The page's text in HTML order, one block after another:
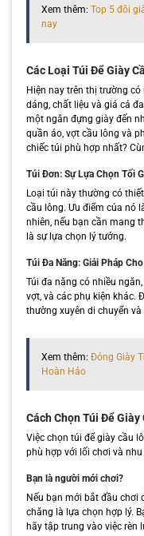
Xem thêm: Top 5 đôi
nay
Các Loại Túi Để Giày
Hiện nay trên thị trường
dáng, chất liệu và giá cả
một ngăn đựng giày đến
quần áo, vợt cầu lông và
chiếc túi phù hợp nhất?
Túi Đơn: Sự Lựa Chọn Tối
Loại túi này thường có
cầu lông. Ưu điểm của nó
nhiên, nếu bạn cần mang
là sự lựa chọn lý tưởng.
Túi Đa Năng: Giải Pháp
Túi đa năng có nhiều
vợt, và các phụ kiện khác.
thường xuyên di chuyển
Xem thêm: Đóng Giày
Hoàn Hảo
Cách Chọn Túi Để
Việc chọn túi để giày cầu
phù hợp với lối chơi và
Bạn là người mới chơi?
Nếu bạn mới bắt đầu chơi
chăng là lựa chọn hợp lý.
hãy tập trung vào việc rèn